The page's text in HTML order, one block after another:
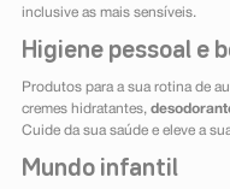
inclusive as mais sensíveis.
Higiene pessoal e
Produtos para a sua rotina de
cremes hidratantes,
Cuide da sua saúde e eleve a
Mundo infantil